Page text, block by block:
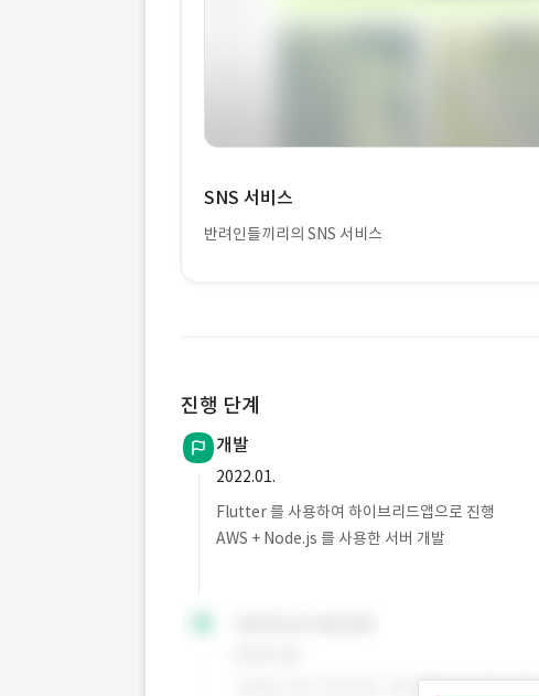
SNS 서비스
반려인들끼리의 SNS 서비스
진행 단계
개발
2022.01.
Flutter 를 사용하여 하이브리드앱으로 진행
AWS + Node.js 를 사용한 서버 개발